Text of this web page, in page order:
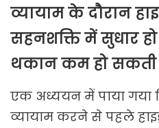
व्यायाम के दौरान
सहनशक्ति में सुधार
थकान कम हो सकती
एक अध्ययन में पाया गया
व्यायाम करने से पहले